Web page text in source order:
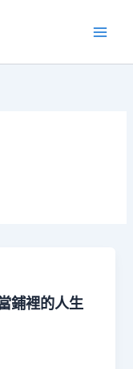
鋪裡的人生